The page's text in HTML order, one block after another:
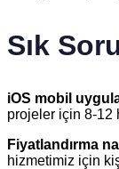
Sık
iOS mobil
projeler için 8-12
Fiyatlandırma
hizmetimiz için